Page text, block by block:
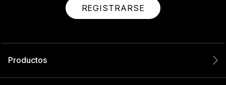
REGISTRARSE
Productos